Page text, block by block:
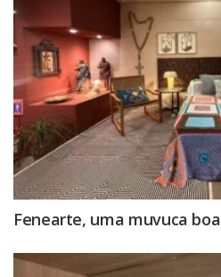
Fenearte, uma muvuca boa